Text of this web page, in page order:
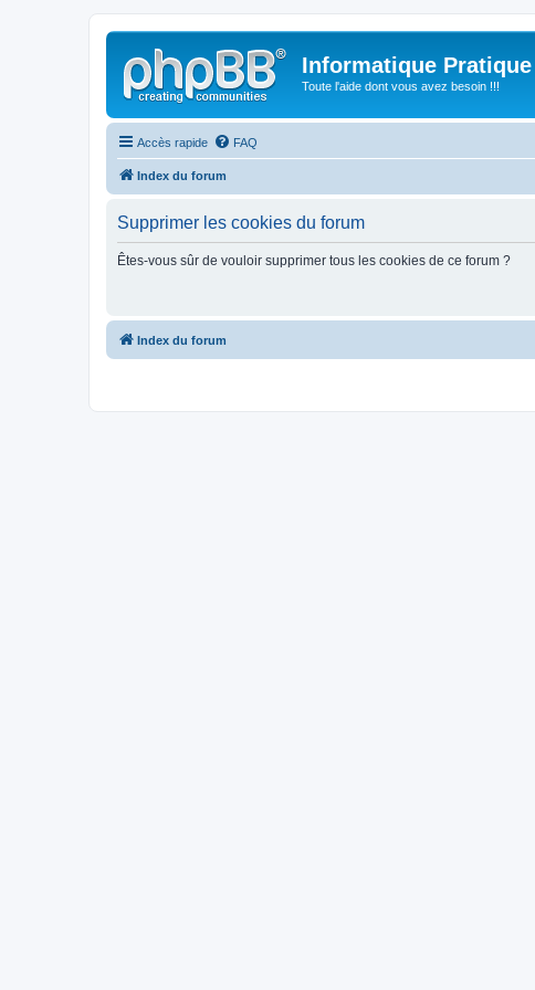
Informatique Pratique
Toute l'aide dont vous avez besoin !!!
Accès rapide FAQ
Index du forum
Supprimer les cookies du forum
Êtes-vous sûr de vouloir supprimer tous les cookies de ce forum ?
Index du forum